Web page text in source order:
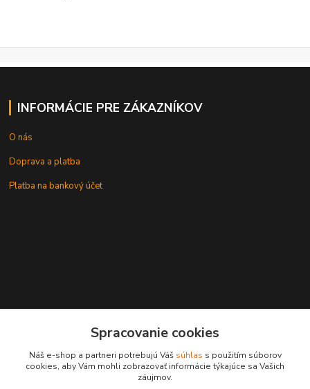
INFORMÁCIE PRE ZÁKAZNÍKOV
O nás
Doprava a platba
Platba na bankový účet
leksunsro@gmail.com
Spracovanie cookies
Náš e-shop a partneri potrebujú Váš súhlas s použitím súborov
cookies, aby Vám mohli zobrazovať informácie týkajúce sa Vašich
záujmov.